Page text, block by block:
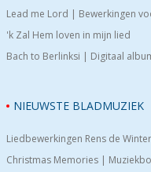
Lead me Lord | Bewerkingen
'k Zal Hem loven in mijn lied
Bach to Berlinksi | Digitaal
NIEUWSTE BLADMUZIEK
Liedbewerkingen Rens de
Christmas Memories |